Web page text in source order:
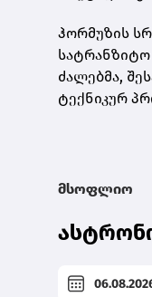
ჰორმუზის
სატრანზიტო
ძალებმა,
ტექნიკურ
მსოფლიო